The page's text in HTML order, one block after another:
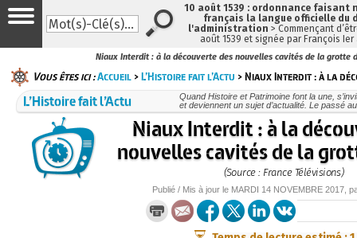
Niaux Interdit : à la découverte des nouvelles cavités de la grotte
Vous êtes ici :Accueil >L’Histoire fait l’Actu > Niaux Interdit : à la
L’Histoire fait l’Actu
Quand Histoire et Patrimoine font la une,
et deviennent un sujet d’actualité. Le passé
Niaux Interdit : à la
nouvelles cavités de la
(Source : France Télévisions)
Publié / Mis à jour le MARDI 14 NOVEMBRE 2017,
10 août 1539 : ordonnance faisant
français la langue officielle du
l'administration > Commençant
août 1539 et signée par François